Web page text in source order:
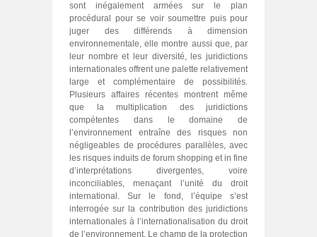
sont inégalement armées sur le plan
procédural pour se voir soumettre puis pour
juger des différends à dimension
environnementale, elle montre aussi que, par
leur nombre et leur diversité, les juridictions
internationales offrent une palette relativement
large et complémentaire de possibilités.
Plusieurs affaires récentes montrent même
que la multiplication des juridictions
compétentes dans le domaine de
l’environnement entraîne des risques non
négligeables de procédures parallèles, avec
les risques induits de forum shopping et in fine
d’interprétations divergentes, voire
inconciliables, menaçant l’unité du droit
international. Sur le fond, l’équipe s’est
interrogée sur la contribution des juridictions
internationales à l’internationalisation du droit
de l’environnement. Le champ de la protection